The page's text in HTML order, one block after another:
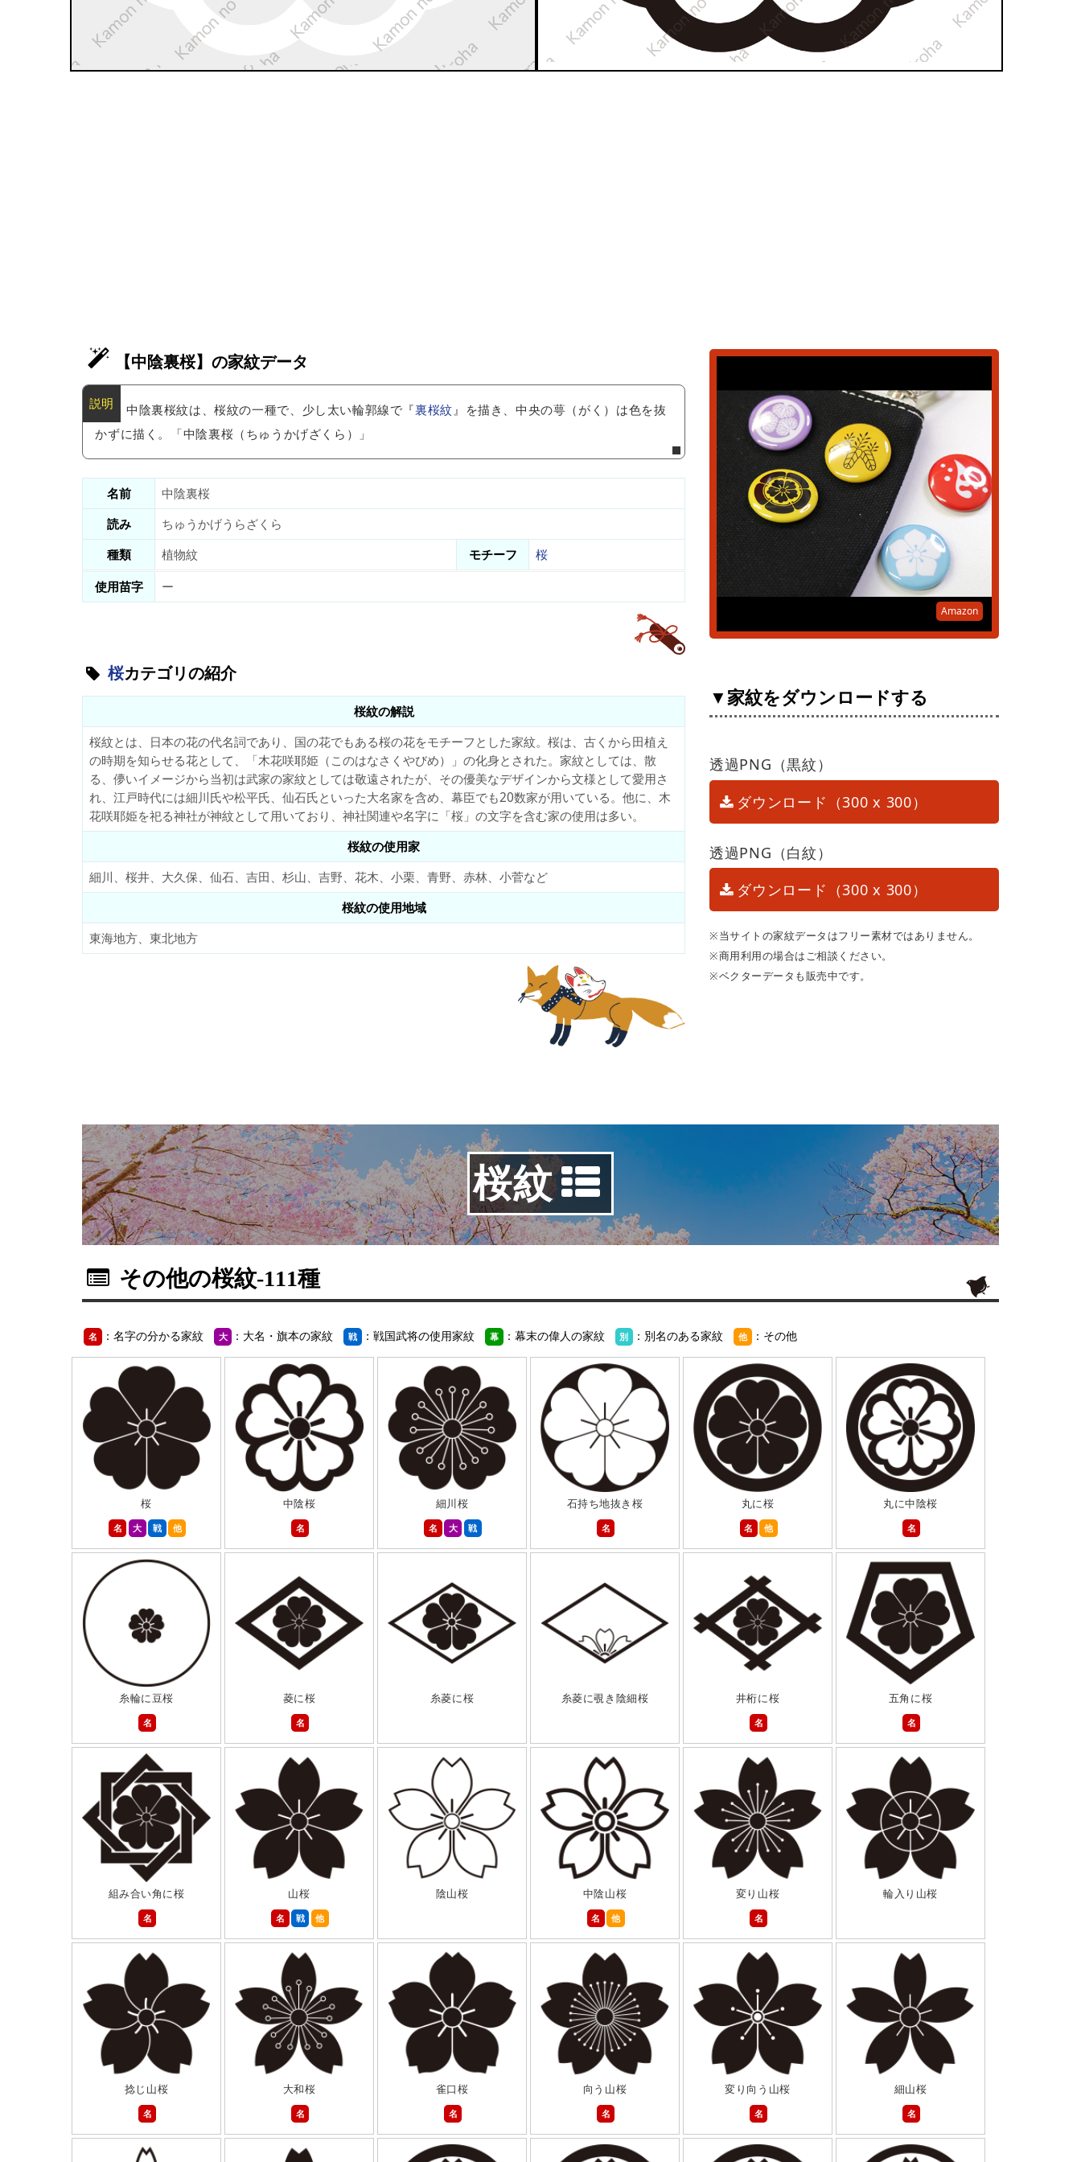
【中陰裏桜】の家紋データ
中陰裏桜紋は、桜紋の一種で、少し太い輪郭線で『裏桜紋』を描き、中央の萼（がく）は色を抜
かずに描く。「中陰裏桜（ちゅうかげざくら）」
名前
中陰裏桜
読み
ちゅうかげうらざくら
種類
植物紋 モチーフ
桜
使用苗字
ー
桜カテゴリの紹介
桜紋の解説
桜紋とは、日本の花の代名詞であり、国の花でもある桜の花をモチーフとした家紋。桜は、古くから田植え
の時期を知らせる花として、「木花咲耶姫（このはなさくやびめ）」の化身とされた。家紋としては、散
る、儚いイメージから当初は武家の家紋としては敬遠されたが、その優美なデザインから文様として愛用さ
れ、江戸時代には細川氏や松平氏、仙石氏といった大名家を含め、幕臣でも20数家が用いている。他に、木
花咲耶姫を祀る神社が神紋として用いており、神社関連や名字に「桜」の文字を含む家の使用は多い。
桜紋の使用家
細川、桜井、大久保、仙石、吉田、杉山、吉野、花木、小栗、青野、赤林、小菅など
桜紋の使用地域
東海地方、東北地方
Amazon
▼家紋をダウンロードする
透過PNG（黒紋）
ダウンロード（300 x 300）
透過PNG（白紋）
ダウンロード（300 x 300）
※当サイトの家紋データはフリー素材ではありません。
※商用利用の場合はご相談ください。
※ベクターデータも販売中です。
桜紋
その他の桜紋-111種
名 ：名字の分かる家紋 大 ：大名・旗本の家紋 戦 ：戦国武将の使用家紋 幕 ：幕末の偉人の家紋 別 ：別名のある家紋 他 ：その他
桜
名
大 戦 他
中陰桜
名
細川桜
名
大 戦
石持ち地抜き桜
名
丸に桜
名
他
丸に中陰桜
名
糸輪に豆桜
名
菱に桜
名
糸菱に桜 糸菱に覗き陰細桜
井桁に桜
名
五角に桜
名
組み合い角に桜
名
山桜
名
戦 他
陰山桜
中陰山桜
名
他
変り山桜
名
輪入り山桜
捻じ山桜
名
大和桜
名
雀口桜
名
向う山桜
名
変り向う山桜
名
細山桜
名